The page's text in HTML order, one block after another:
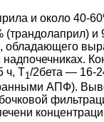
и около 40-
и
обладающего
ч, T1 /2бета — 16-
АПФ).